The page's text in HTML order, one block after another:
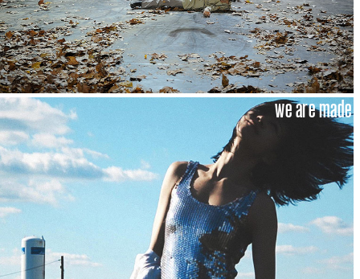
we are made